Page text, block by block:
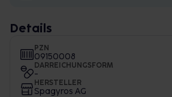
Details
PZN
09150008
DARREICHUNGSFORM
-
HERSTELLER
Spagyros AG